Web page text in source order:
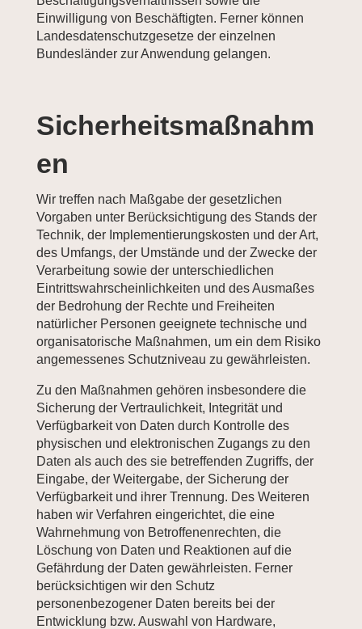
Einwilligung von Beschäftigten. Ferner können
Landesdatenschutzgesetze der einzelnen
Bundesländer zur Anwendung gelangen.
Sicherheitsmaßnahm
en
Wir treffen nach Maßgabe der gesetzlichen
Vorgaben unter Berücksichtigung des Stands der
Technik, der Implementierungskosten und der Art,
des Umfangs, der Umstände und der Zwecke der
Verarbeitung sowie der unterschiedlichen
Eintrittswahrscheinlichkeiten und des Ausmaßes
der Bedrohung der Rechte und Freiheiten
natürlicher Personen geeignete technische und
organisatorische Maßnahmen, um ein dem Risiko
angemessenes Schutzniveau zu gewährleisten.
Zu den Maßnahmen gehören insbesondere die
Sicherung der Vertraulichkeit, Integrität und
Verfügbarkeit von Daten durch Kontrolle des
physischen und elektronischen Zugangs zu den
Daten als auch des sie betreffenden Zugriffs, der
Eingabe, der Weitergabe, der Sicherung der
Verfügbarkeit und ihrer Trennung. Des Weiteren
haben wir Verfahren eingerichtet, die eine
Wahrnehmung von Betroffenenrechten, die
Löschung von Daten und Reaktionen auf die
Gefährdung der Daten gewährleisten. Ferner
berücksichtigen wir den Schutz
personenbezogener Daten bereits bei der
Entwicklung bzw. Auswahl von Hardware,